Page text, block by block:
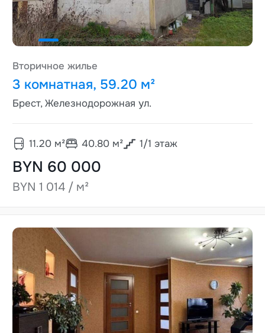
Вторичное жилье
3 комнатная, 59.20 м²
Брест, Железнодорожная ул.
11.20м² 40.80м² 1/1 этаж
BYN 60 000
BYN 1 014 / м²